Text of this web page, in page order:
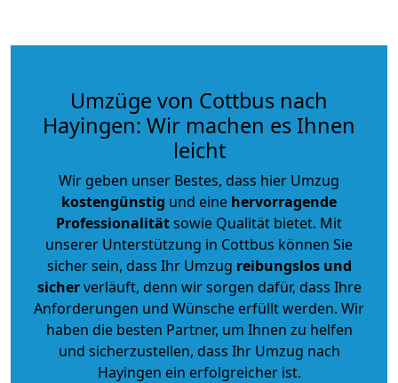
Umzüge von Cottbus nach
Hayingen: Wir machen es Ihnen
leicht
Wir geben unser Bestes, dass hier Umzug
kostengünstig und eine hervorragende
Professionalitätsowie Qualität bietet. Mit
unserer Unterstützung in Cottbus können Sie
sicher sein, dass Ihr Umzug reibungslos und
sicherverläuft, denn wir sorgen dafür, dass Ihre
Anforderungen und Wünsche erfüllt werden. Wir
haben die besten Partner, um Ihnen zu helfen
und sicherzustellen, dass Ihr Umzug nach
Hayingen ein erfolgreicher ist.